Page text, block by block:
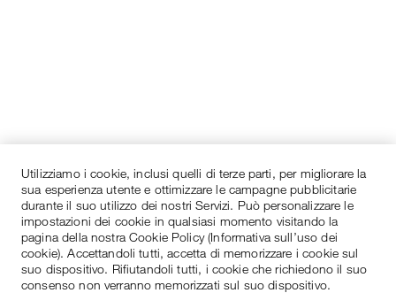
Utilizziamo i cookie, inclusi quelli di terze parti, per migliorare la
sua esperienza utente e ottimizzare le campagne pubblicitarie
durante il suo utilizzo dei nostri Servizi. Può personalizzare le
impostazioni dei cookie in qualsiasi momento visitando la
pagina della nostra Cookie Policy (Informativa sull’uso dei
cookie). Accettandoli tutti, accetta di memorizzare i cookie sul
suo dispositivo. Rifiutandoli tutti, i cookie che richiedono il suo
consenso non verranno memorizzati sul suo dispositivo.